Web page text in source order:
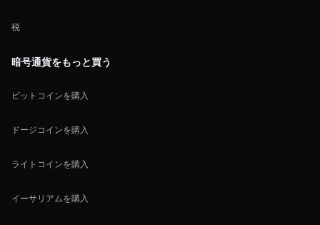
税
暗号通貨をもっと買う
ビットコインを購入
ドージコインを購入
ライトコインを購入
イーサリアムを購入